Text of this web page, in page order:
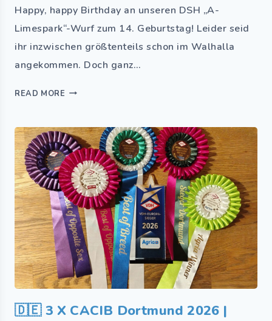
Happy, happy Birthday an unseren DSH „A-
Limespark“-Wurf zum 14. Geburtstag! Leider seid
ihr inzwischen größtenteils schon im Walhalla
angekommen. Doch ganz…
READ MORE
🇩🇪 3 X CACIB Dortmund 2026 |